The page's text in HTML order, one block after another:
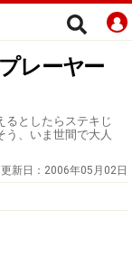
レーヤー
るとしたらステキじ
う、いま世間で大人
更新日： 2006年05月02日